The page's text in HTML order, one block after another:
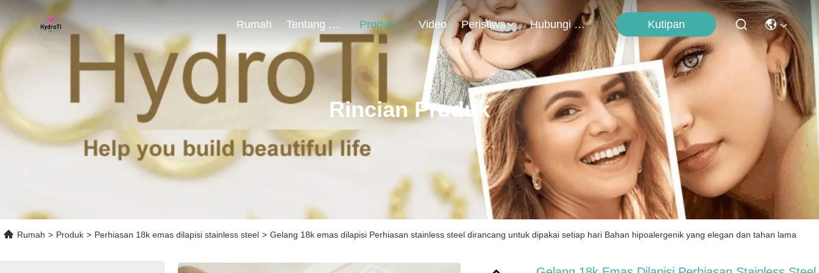
Rumah Tentang Kami Produk Video Peristiwa Hubungi Kami Kutipan
Rincian Produk
Rumah > Produk > Perhiasan 18k emas dilapisi stainless steel > Gelang 18k emas dilapisi Perhiasan stainless steel dirancang untuk dipakai setiap hari Bahan hipoalergenik yang elegan dan tahan lama